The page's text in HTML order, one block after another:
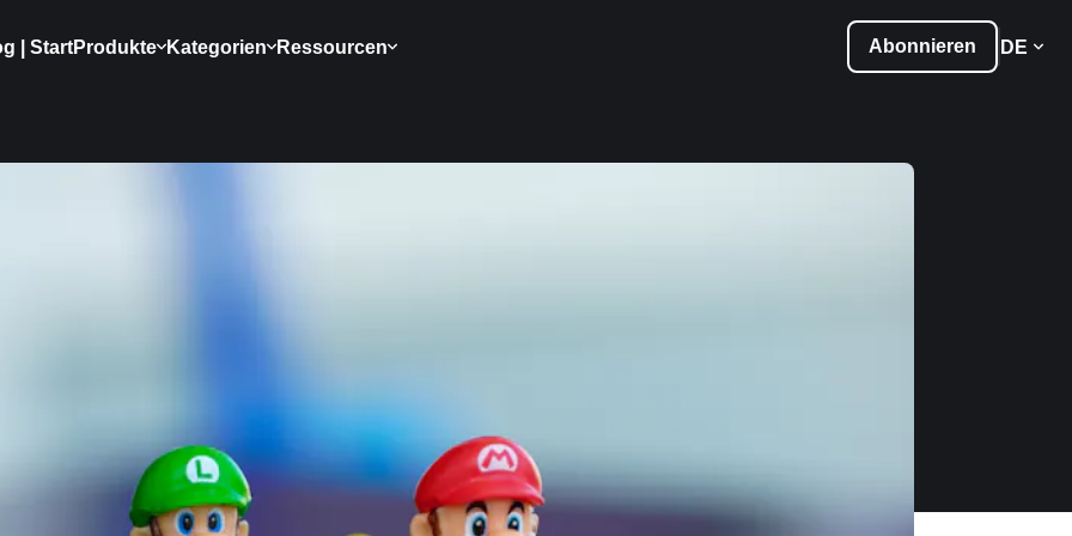
| StartProdukte Kategorien Ressourcen Abonnieren DE